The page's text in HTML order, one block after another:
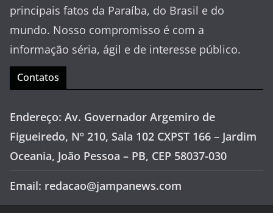
principais fatos da Paraíba, do Brasil e do
mundo. Nosso compromisso é com a
informação séria, ágil e de interesse público.
Contatos
Endereço: Av. Governador Argemiro de
Figueiredo, Nº 210, Sala 102 CXPST 166 – Jardim
Oceania, João Pessoa – PB, CEP 58037-030
Email: redacao@jampanews.com